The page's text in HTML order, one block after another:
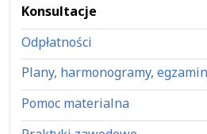
Konsultacje
Odpłatności
Plany, harmonogramy,
Pomoc materialna